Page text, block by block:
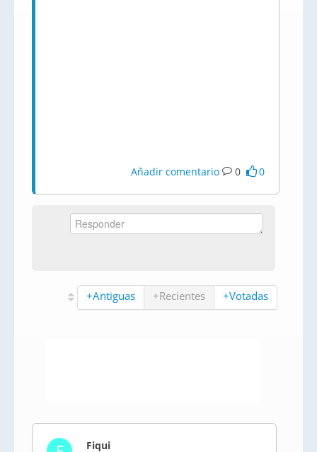
Añadir comentario 0 0
+Antiguas +Recientes +Votadas
Fiqui